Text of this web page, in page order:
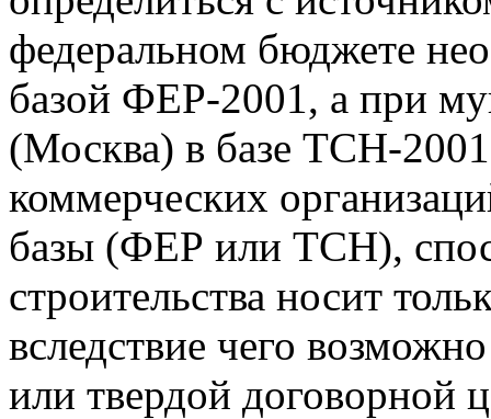
федеральном бюджете
базой ФЕР-2001, а при
(Москва) в базе ТСН-
коммерческих
базы (ФЕР или ТСН),
строительства носит
вследствие чего
или твердой договорной